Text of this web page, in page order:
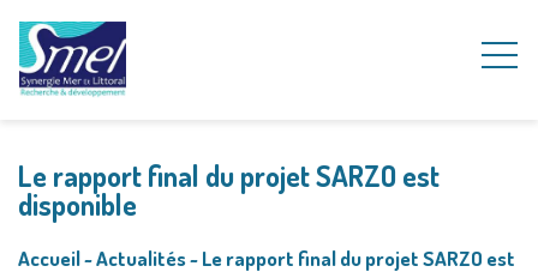
Le rapport final du projet SARZO est
disponible
Accueil~Actualités~Le rapport final du projet SARZO est